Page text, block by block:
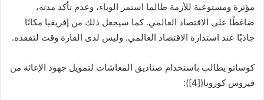
مؤثرة ومستوعبة للأزمة طالما استمر الوباء، وعدم تأكد مدته،
ضاغطًا على الاقتصاد العالمي. كما سيجعل ذلك من إفريقيا مكانًا
جاذبًا عند استدارة الاقتصاد العالمي. وليس لدى القارة وقت لتفقده.
كوساتو يطالب باستخدام صناديق المعاشات لتمويل جهود الإغاثة من
فيروس كورونا([4]):